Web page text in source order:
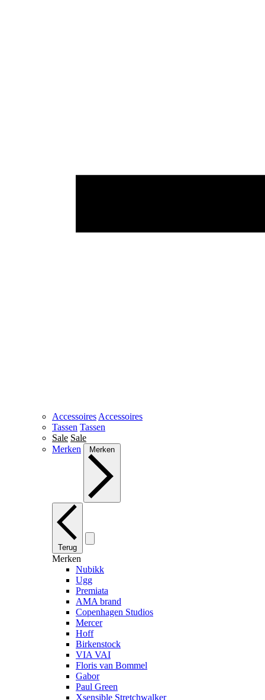
Accessoires Accessoires
Tassen Tassen
Sale Sale
Merken
Merken
Terug
Merken
Nubikk
Ugg
Premiata
AMA brand
Copenhagen Studios
Mercer
Hoff
Birkenstock
VIA VAI
Floris van Bommel
Gabor
Paul Green
Xsensible Stretchwalker